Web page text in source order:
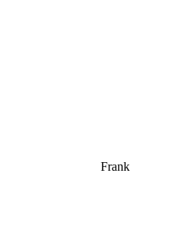
Frank